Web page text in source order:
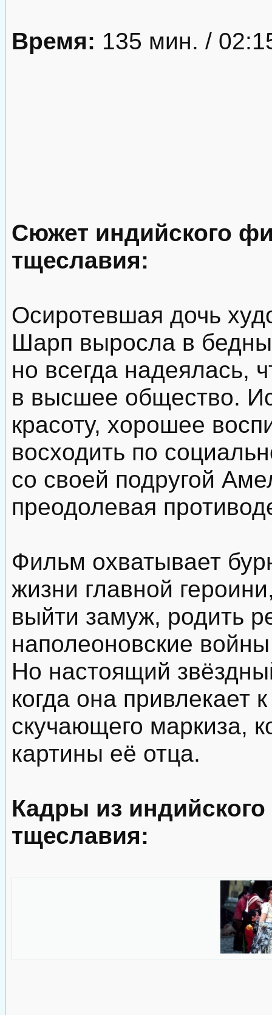
Время: 135 мин. /
Сюжет индийского
тщеславия:
Осиротевшая дочь
Шарп выросла в
но всегда надеялась,
в высшее общество.
красоту, хорошее
восходить по
со своей подругой
преодолевая
Фильм охватывает
жизни главной
выйти замуж, родить
наполеоновские
Но настоящий
когда она привлекает
скучающего маркиза,
картины её отца.
Кадры из
тщеславия: